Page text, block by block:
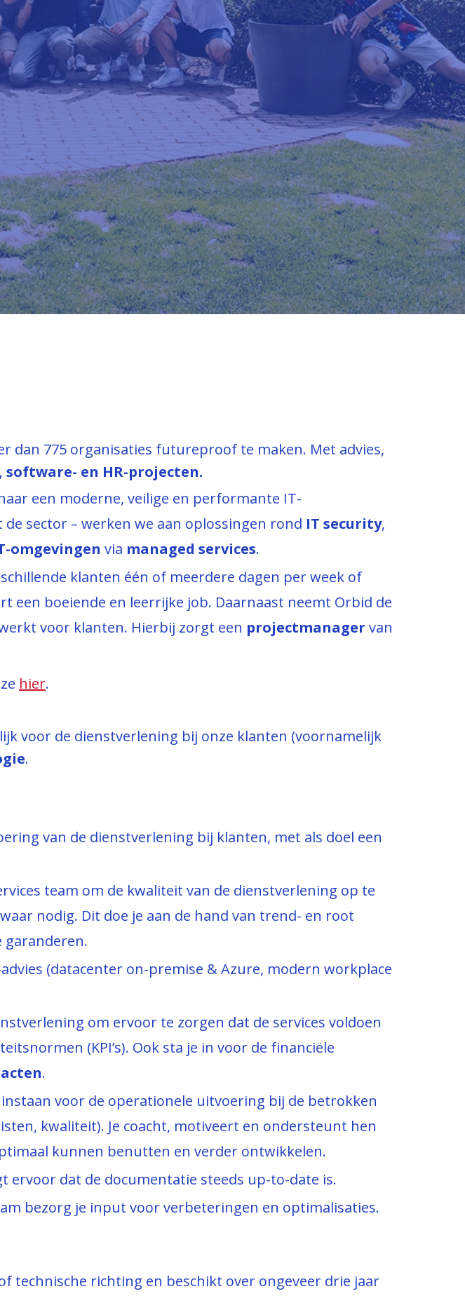
dan 775 organisaties futureproof te maken. Met advies,
software- en HR-projecten.
een moderne, veilige en performante IT-
sector – werken we aan oplossingen rond IT security,
omgevingen via managed services.
klanten één of meerdere dagen per week of
een boeiende en leerrijke job. Daarnaast neemt Orbid de
voor klanten. Hierbij zorgt een projectmanager van
hier.
voor de dienstverlening bij onze klanten (voornamelijk
.
van de dienstverlening bij klanten, met als doel een
team om de kwaliteit van de dienstverlening op te
nodig. Dit doe je aan de hand van trend- en root
garanderen.
(datacenter on-premise & Azure, modern workplace
om ervoor te zorgen dat de services voldoen
(KPI’s). Ook sta je in voor de financiële
.
voor de operationele uitvoering bij de betrokken
kwaliteit). Je coacht, motiveert en ondersteunt hen
kunnen benutten en verder ontwikkelen.
ervoor dat de documentatie steeds up-to-date is.
bezorg je input voor verbeteringen en optimalisaties.
technische richting en beschikt over ongeveer drie jaar